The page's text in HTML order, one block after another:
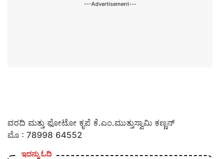
---Advertisement---
ವರದಿ ಮತ್ತು ಫೋಟೋ ಕೃಪೆ ಕೆ.ಎಂ.ಮುತ್ತುಸ್ವಾಮಿ ಕಣ್ಣನ್
ಮೊ : 78998 64552
ಇದನ್ನು ಓದಿ